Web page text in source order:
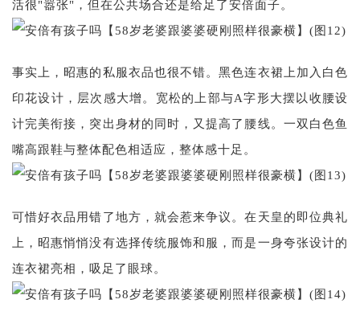
活很"嚣张"，但在公共场合还是给足了安倍面子。
事实上，昭惠的私服衣品也很不错。黑色连衣裙上加入白色
印花设计，层次感大增。宽松的上部与A字形大摆以收腰设
计完美衔接，突出身材的同时，又提高了腰线。一双白色鱼
嘴高跟鞋与整体配色相适应，整体感十足。
可惜好衣品用错了地方，就会惹来争议。在天皇的即位典礼
上，昭惠悄悄没有选择传统服饰和服，而是一身夸张设计的
连衣裙亮相，吸足了眼球。